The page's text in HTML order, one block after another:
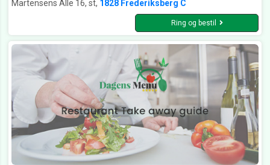
Martensens Alle 16, st, 1828 Frederiksberg C
Ring og bestil